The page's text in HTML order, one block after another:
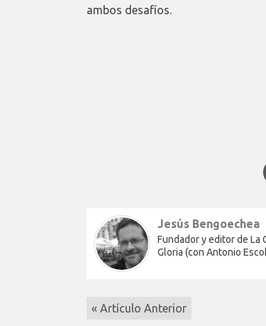
ambos desafíos.
Jesús Bengoechea
Fundador y editor de La
Gloria (con Antonio
« Artículo Anterior